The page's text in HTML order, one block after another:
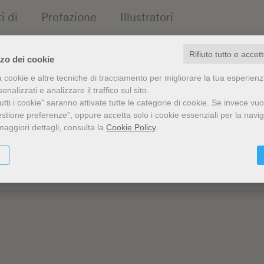
dei cookie
Rifiuto tutto e
cookie e altre tecniche di tracciamento per migliorare la tua
e analizzare il traffico sul sito.
i cookie" saranno attivate tutte le categorie di cookie. Se invece
preferenze", oppure accetta solo i cookie essenziali per la
dettagli, consulta la Cookie Policy.
di Prefazione Illustratori
S.Nerucci
Michel Nuridsany